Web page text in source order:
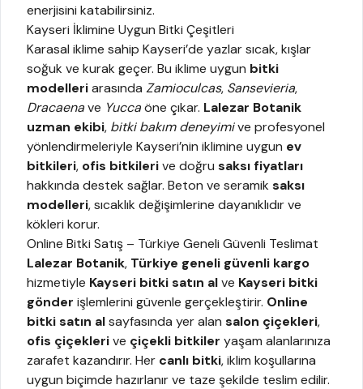
enerjisini katabilirsiniz.
Kayseri İklimine Uygun Bitki Çeşitleri
Karasal iklime sahip Kayseri’de yazlar sıcak, kışlar
soğuk ve kurak geçer. Bu iklime uygun bitki
modelleriarasında Zamioculcas, Sansevieria,
Dracaenave Yuccaöne çıkar. Lalezar Botanik
uzman ekibi, bitki bakım deneyimive profesyonel
yönlendirmeleriyle Kayseri’nin iklimine uygun ev
bitkileri, ofis bitkilerive doğru saksı fiyatları
hakkında destek sağlar. Beton ve seramik saksı
modelleri, sıcaklık değişimlerine dayanıklıdır ve
kökleri korur.
Online Bitki Satış – Türkiye Geneli Güvenli Teslimat
Lalezar Botanik, Türkiye geneli güvenli kargo
hizmetiyle Kayseri bitki satın alve Kayseri bitki
gönder işlemlerini güvenle gerçekleştirir. Online
bitki satın alsayfasında yer alan salon çiçekleri,
ofis çiçeklerive çiçekli bitkiler yaşam alanlarınıza
zarafet kazandırır. Her canlı bitki, iklim koşullarına
uygun biçimde hazırlanır ve taze şekilde teslim edilir.